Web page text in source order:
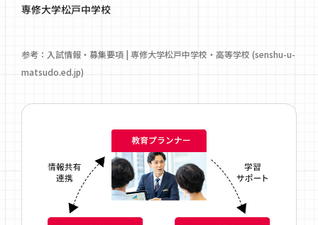
専修大学松戸中学校
参考： 入試情報 ・募集要項 | 専修大学松戸中学校・高等学校 (senshu-u-
matsudo.ed.jp)